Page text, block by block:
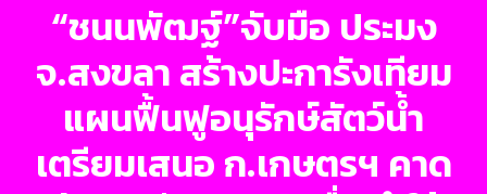
“ชนนพัฒฐ์”จับมือ ประมง
จ.สงขลา สร้างปะการังเทียม
แผนฟื้นฟูอนุรักษ์สัตว์น้ำ
เตรียมเสนอ ก.เกษตรฯ คาด